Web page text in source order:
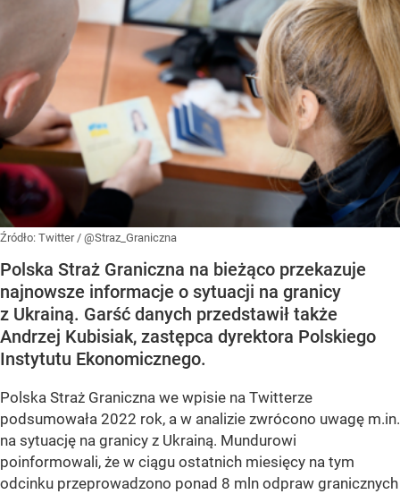
Źródło: Twitter/ @Straz_Graniczna
Polska Straż Graniczna na bieżąco przekazuje
najnowsze informacje o sytuacji na granicy
z Ukrainą. Garść danych przedstawił także
Andrzej Kubisiak, zastępca dyrektora Polskiego
Instytutu Ekonomicznego.
Polska Straż Graniczna we wpisie na Twitterze
podsumowała 2022 rok, a w analizie zwrócono uwagę m.in.
na sytuację na granicy z Ukrainą. Mundurowi
poinformowali, że w ciągu ostatnich miesięcy na tym
odcinku przeprowadzono ponad 8 mln odpraw granicznych